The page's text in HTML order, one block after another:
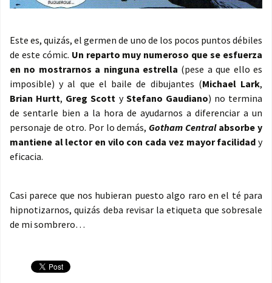
Este es, quizás, el germen de uno de los pocos puntos débiles
de este cómic. Un reparto muy numeroso que se esfuerza
en no mostrarnos a ninguna estrella (pese a que ello es
imposible) y al que el baile de dibujantes (Michael Lark,
Brian Hurtt, Greg Scott y Stefano Gaudiano) no termina
de sentarle bien a la hora de ayudarnos a diferenciar a un
personaje de otro. Por lo demás, Gotham Centralabsorbe y
mantiene al lector en vilo con cada vez mayor facilidad y
eficacia.
Casi parece que nos hubieran puesto algo raro en el té para
hipnotizarnos, quizás deba revisar la etiqueta que sobresale
de mi sombrero…